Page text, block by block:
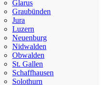
Glarus
Graubünden
Jura
Luzern
Neuenburg
Nidwalden
Obwalden
St. Gallen
Schaffhausen
Solothurn